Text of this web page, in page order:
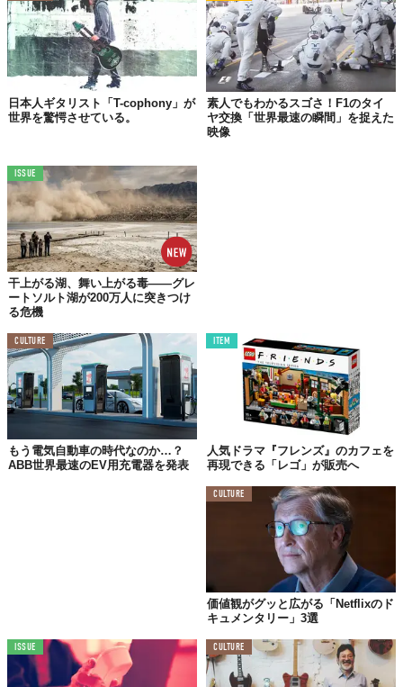
これは、生身の指を動かす感覚と同じだろうか？
それとも、まったく違う？
ていた。
腕の筋肉の動きをセンサ―が感知する。指をどう動かそうとして
いるかをAIが推測する。プログラムされたパターンを筋電義肢が
実行する。
の人が使えるようにしたいと言っていたが、自由に個人でライブ
ツアーをするようになるまでには、まだまだ改良を重ねる必要が
プロトタイプをつくるためには費用がおよそ7万ドルもかかる上
に、いくつかのコンピューターと、それらを操るオペレーターが
小さくて、軽くて、意図しない動きをせず、素早く反応する、ス
トレスなく使える完成品が量産できたら、その恩恵を受けるのは
楽器演奏者だけではないだろう。ちなみに、ピアノ用の筋電義肢
日本人ギタリスト「T-cophony」が
世界を驚愕させている。
素人でもわかるスゴさ！F1のタイ
ヤ交換「世界最速の瞬間」を捉えた
映像
ISSUE
干上がる湖、舞い上がる毒——グレ
ートソルト湖が200万人に突きつけ
る危機
CULTURE
もう電気自動車の時代なのか…？
ABB世界最速のEV用充電器を発表
ITEM
人気ドラマ『フレンズ』のカフェを
再現できる「レゴ」が販売へ
CULTURE
価値観がグッと広がる「Netflixのド
キュメンタリー」3選
ISSUE CULTURE